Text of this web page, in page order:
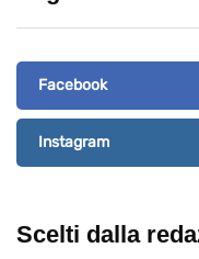
Facebook
Instagram
Scelti dalla